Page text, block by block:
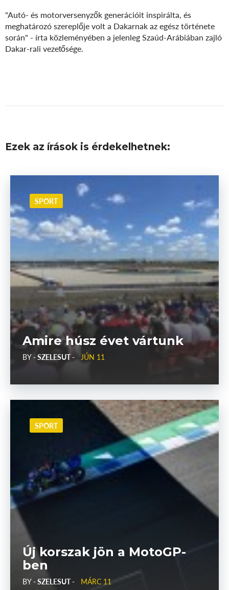
"Autó- és motorversenyzők generációit inspirálta, és
meghatározó szereplője volt a Dakarnak az egész története
során" - írta közleményében a jelenleg Szaúd-Arábiában zajló
Dakar-rali vezetősége.
Ezek az írások is érdekelhetnek:
SPORT
Amire húsz évet vártunk
BY- SZELESUT - JÚN 11
SPORT
Új korszak jön a MotoGP-
ben
BY- SZELESUT - MÁRC 11